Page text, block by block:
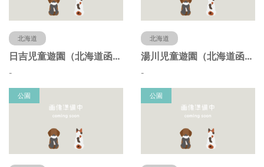
北海道
日吉児童遊園（北海道函館市）
-
北海道
湯川児童遊園（北海道函館市）
-
公園 公園